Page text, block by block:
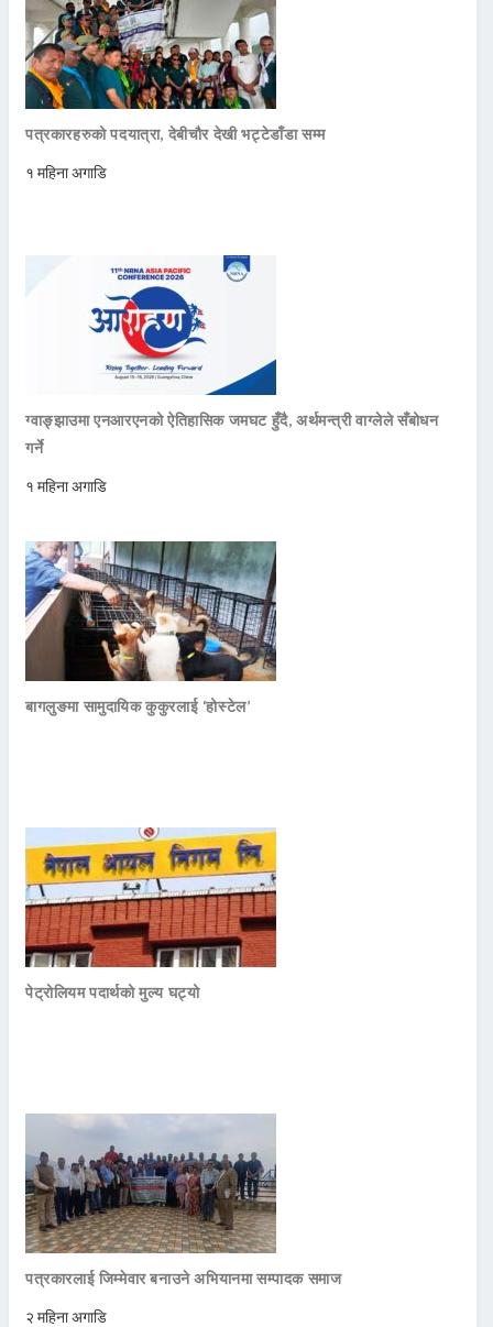
पत्रकारहरुको पदयात्रा, देबीचौर देखी भट्टेडाँडा सम्म
१ महिना अगाडि
ग्वाङ्झाउमा एनआरएनको ऐतिहासिक जमघट हुँदै, अर्थमन्त्री वाग्लेले सँबोधन
गर्ने
१ महिना अगाडि
बागलुङमा सामुदायिक कुकुरलाई ‘होस्टेल’
पेट्रोलियम पदार्थको मुल्य घट्यो
पत्रकारलाई जिम्मेवार बनाउने अभियानमा सम्पादक समाज
२ महिना अगाडि